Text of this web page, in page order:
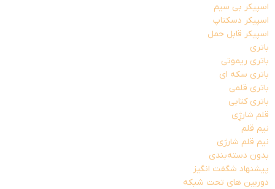
اسپیکر بی سیم
اسپیکر دسکتاپ
اسپیکر قابل حمل
باتری
باتری ریموتی
باتری سکه ای
باتری قلمی
باتری کتابی
قلم شارژِی
نیم قلم
نیم قلم شارژی
بدون دسته‌بندی
پیشنهاد شگفت انگیز
دوربین های تحت شبکه